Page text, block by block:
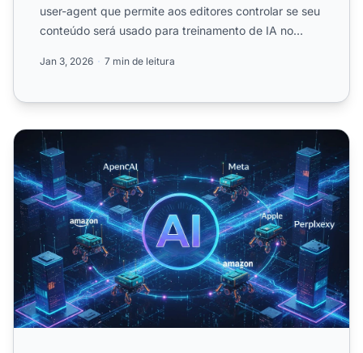
user-agent que permite aos editores controlar se seu
conteúdo será usado para treinamento de IA no
Jan 3, 2026 7 min de leitura
Rastreadores de IA Explicados: GPTBot, ClaudeBot e